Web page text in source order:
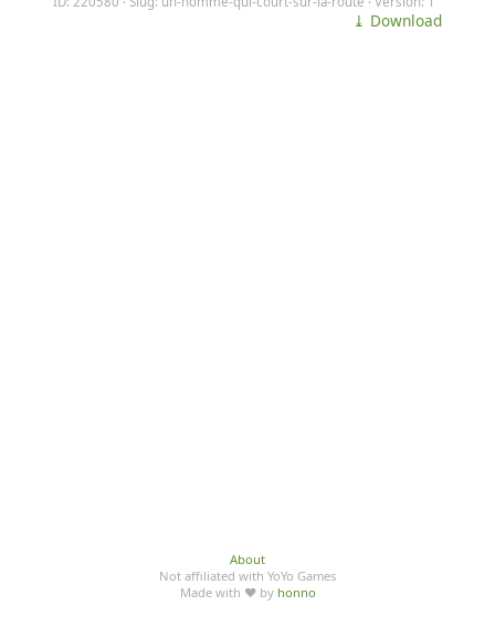
⤓ Download
About
Not affiliated with YoYo Games
Made with ♥ by honno